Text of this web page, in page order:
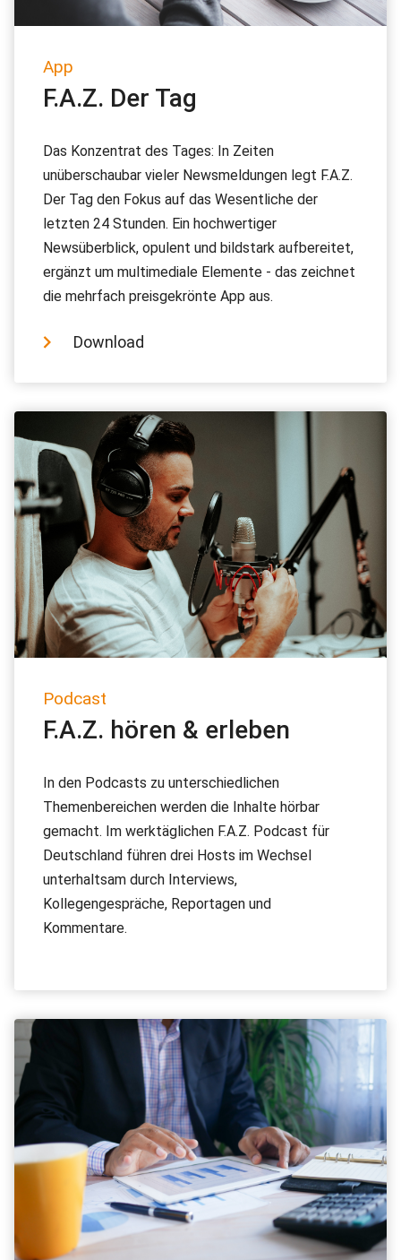
App
F.A.Z. Der Tag
Das Konzentrat des Tages: In Zeiten
unüberschaubar vieler Newsmeldungen legt F.A.Z.
Der Tag den Fokus auf das Wesentliche der
letzten 24 Stunden. Ein hochwertiger
Newsüberblick, opulent und bildstark aufbereitet,
ergänzt um multimediale Elemente - das zeichnet
die mehrfach preisgekrönte App aus.
Download
Podcast
F.A.Z. hören & erleben
In den Podcasts zu unterschiedlichen
Themenbereichen werden die Inhalte hörbar
gemacht. Im werktäglichen F.A.Z. Podcast für
Deutschland führen drei Hosts im Wechsel
unterhaltsam durch Interviews,
Kollegengespräche, Reportagen und
Kommentare.